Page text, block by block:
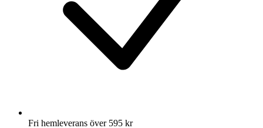
Fri hemleverans över 595 kr